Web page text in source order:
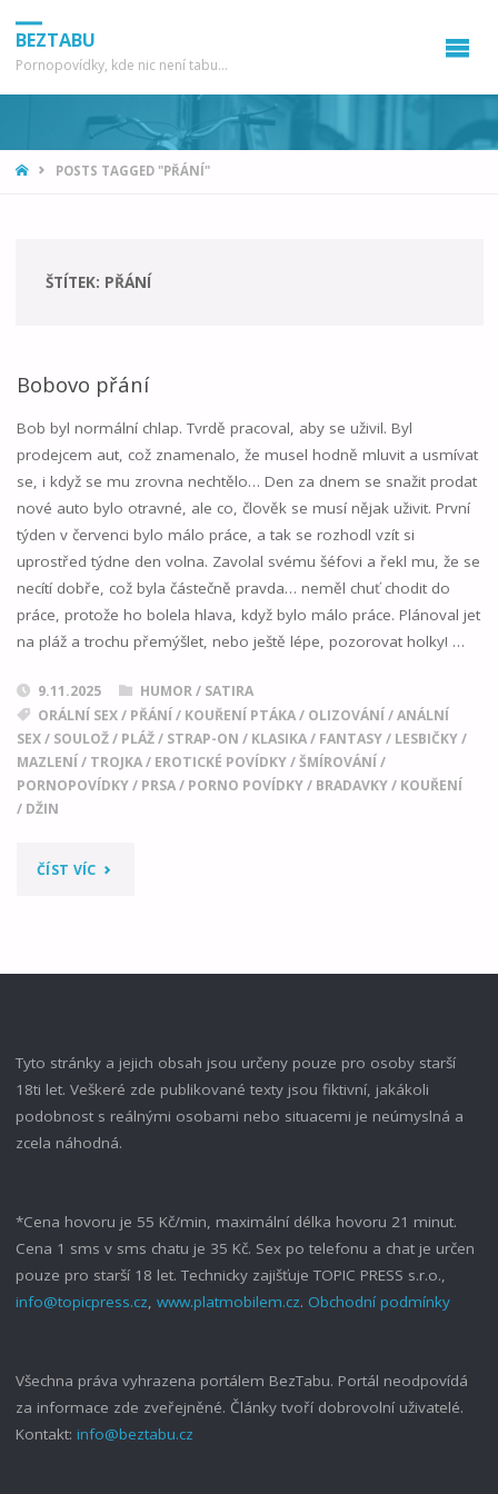
BEZTABU
Pornopovídky, kde nic není tabu...
HOMEPOSTS TAGGED "PŘÁNÍ"
ŠTÍTEK: PŘÁNÍ
Bobovo přání
Bob byl normální chlap. Tvrdě pracoval, aby se uživil. Byl
prodejcem aut, což znamenalo, že musel hodně mluvit a usmívat
se, i když se mu zrovna nechtělo… Den za dnem se snažit prodat
nové auto bylo otravné, ale co, člověk se musí nějak uživit. První
týden v červenci bylo málo práce, a tak se rozhodl vzít si
uprostřed týdne den volna. Zavolal svému šéfovi a řekl mu, že se
necítí dobře, což byla částečně pravda… neměl chuť chodit do
práce, protože ho bolela hlava, když bylo málo práce. Plánoval jet
na pláž a trochu přemýšlet, nebo ještě lépe, pozorovat holky! …
9.11.2025
HUMOR / SATIRA
ORÁLNÍ SEX/ PŘÁNÍ / KOUŘENÍ PTÁKA/ OLIZOVÁNÍ /ANÁLNÍ
SEX/ SOULOŽ/ PLÁŽ/ STRAP-ON / KLASIKA/ FANTASY/ LESBIČKY/
MAZLENÍ / TROJKA/ EROTICKÉ POVÍDKY/ŠMÍROVÁNÍ /
PORNOPOVÍDKY/ PRSA/ PORNO POVÍDKY/ BRADAVKY/ KOUŘENÍ
/ DŽIN
ČÍST VÍC"BOBOVO
Tyto stránky a jejich obsah jsou určeny pouze pro osoby starší
18ti let. Veškeré zde publikované texty jsou fiktivní, jakákoli
podobnost s reálnými osobami nebo situacemi je neúmyslná a
zcela náhodná.
*Cena hovoru je 55 Kč/min, maximální délka hovoru 21 minut.
Cena 1 sms v sms chatu je 35 Kč. Sex po telefonu a chat je určen
pouze pro starší 18 let. Technicky zajišťuje TOPIC PRESS s.r.o.,
info@topicpress.cz, www.platmobilem.cz. Obchodní podmínky
Všechna práva vyhrazena portálem BezTabu. Portál neodpovídá
za informace zde zveřejněné. Články tvoří dobrovolní uživatelé.
Kontakt: info@beztabu.cz